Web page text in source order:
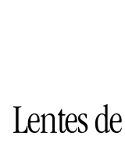
Lentes